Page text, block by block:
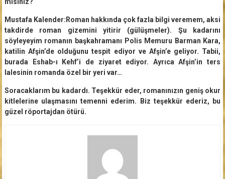
Mustafa Kalender:Roman hakkında çok fazla bilgi veremem, aksi
takdirde roman gizemini yitirir (gülüşmeler). Şu kadarını
söyleyeyim romanın başkahramanı Polis Memuru Barman Kara,
katilin Afşin’de olduğunu tespit ediyor ve Afşin’e geliyor. Tabii,
burada Eshab-ı Kehf’i de ziyaret ediyor. Ayrıca Afşin’in ters
lalesinin romanda özel bir yeri var…
Soracaklarım bu kadardı. Teşekkür eder, romanınızın geniş okur
kitlelerine ulaşmasını temenni ederim. Biz teşekkür ederiz, bu
güzel röportajdan ötürü.